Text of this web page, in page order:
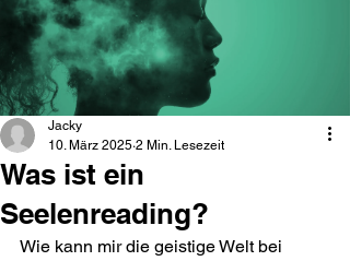
Was ist ein
Seelenreading?
Jacky
10. März 2025 2 Min. Lesezeit
Wie kann mir die geistige Welt bei